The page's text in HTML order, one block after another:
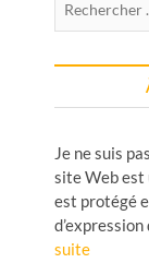
Je ne suis
site Web est
est protégé
suite